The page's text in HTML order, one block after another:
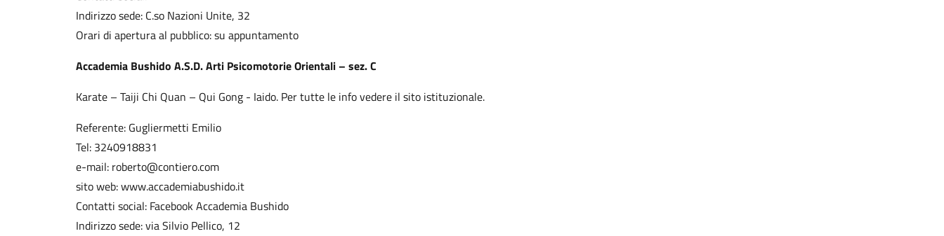
Indirizzo sede: C.so Nazioni Unite, 32
Orari di apertura al pubblico: su appuntamento
Accademia Bushido A.S.D. Arti Psicomotorie Orientali – sez. C
Karate – Taiji Chi Quan – Qui Gong - Iaido. Per tutte le info vedere il sito istituzionale.
Referente: Gugliermetti Emilio
Tel: 3240918831
e-mail: roberto@contiero.com
sito web: www.accademiabushido.it
Contatti social: Facebook Accademia Bushido
Indirizzo sede: via Silvio Pellico, 12